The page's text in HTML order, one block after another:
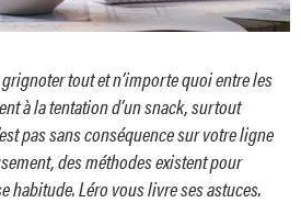
grignoter tout et n’importe quoi entre les
à la tentation d’un snack, surtout
pas sans conséquence sur votre ligne
des méthodes existent pour
habitude. Léro vous livre ses astuces.